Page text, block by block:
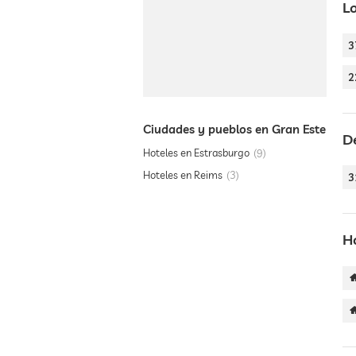
Ciudades y pueblos en Gran Este
Hoteles en Estrasburgo 9
Hoteles en Reims
3